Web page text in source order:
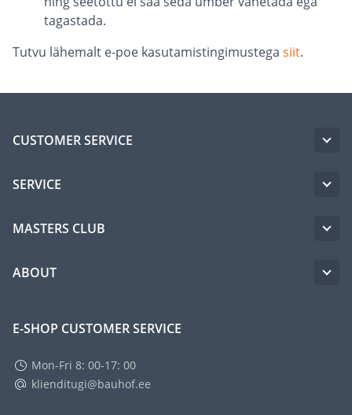
tagastada.
Tutvu lähemalt e-poe kasutamistingimustega siit.
CUSTOMER SERVICE
SERVICE
MASTERS CLUB
ABOUT
E-SHOP CUSTOMER SERVICE
Mon-Fri 8: 00-17: 00
klienditugi@bauhof.ee